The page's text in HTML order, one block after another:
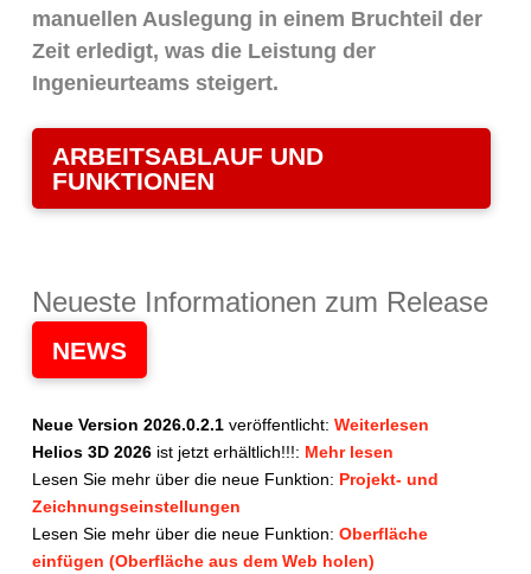
manuellen Auslegung in einem Bruchteil der
Zeit erledigt, was die Leistung der
Ingenieurteams steigert.
ARBEITSABLAUF UND
FUNKTIONEN
Neueste Informationen zum Release
NEWS
Neue Version 2026.0.2.1veröffentlicht: Weiterlesen
Helios 3D 2026ist jetzt erhältlich!!!: Mehr lesen
Lesen Sie mehr über die neue Funktion: Projekt- und
Zeichnungseinstellungen
Lesen Sie mehr über die neue Funktion: Oberfläche
einfügen (Oberfläche aus dem Web holen)